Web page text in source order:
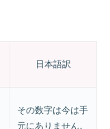
日本語訳
その数字は今は手
元にありません。